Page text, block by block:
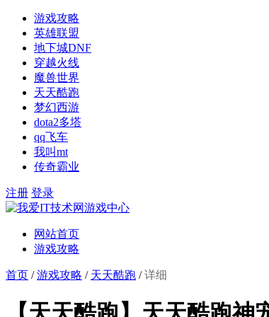
游戏攻略
英雄联盟
地下城DNF
穿越火线
魔兽世界
天天酷跑
梦幻西游
dota2多塔
qq飞车
我叫mt
传奇霸业
注册 登录
网站首页
游戏攻略
首页 /游戏攻略 / 天天酷跑 /详细